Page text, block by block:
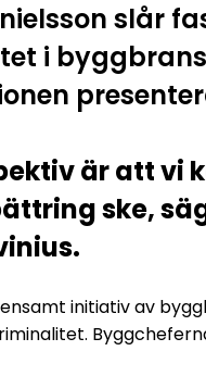
slår
i
är att vi
ske,
initiativ av